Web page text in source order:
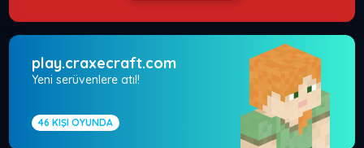
play.craxecraft.com
Yeni serüvenlere atıl!
46 KIŞI OYUNDA